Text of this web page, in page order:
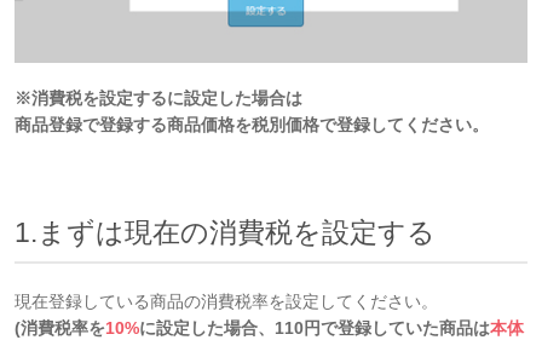
※消費税を設定するに設定した場合は
商品登録で登録する商品価格を税別価格で登録してください。
1.まずは現在の消費税を設定する
現在登録している商品の消費税率を設定してください。
(消費税率を10%に設定した場合、110円で登録していた商品は本体